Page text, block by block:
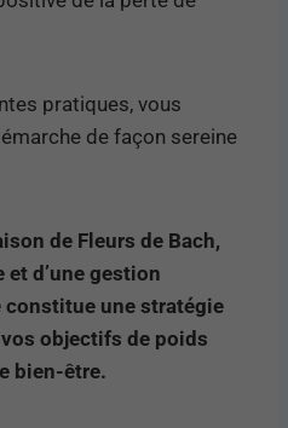
pratiques, vous
de façon sereine
de Fleurs de Bach,
d’une gestion
une stratégie
objectifs de poids
bien-être.